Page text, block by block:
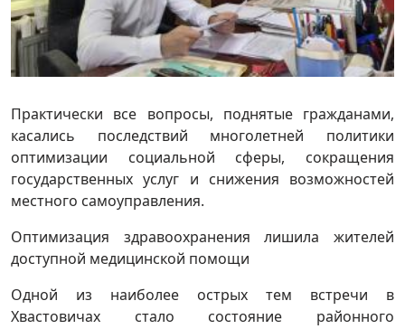
Практически все вопросы, поднятые гражданами,
касались последствий многолетней политики
оптимизации социальной сферы, сокращения
государственных услуг и снижения возможностей
местного самоуправления.
Оптимизация здравоохранения лишила жителей
доступной медицинской помощи
Одной из наиболее острых тем встречи в
Хвастовичах стало состояние районного